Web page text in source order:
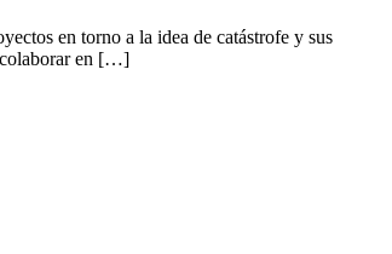
en torno a la idea de catástrofe y sus
colaborar en […]